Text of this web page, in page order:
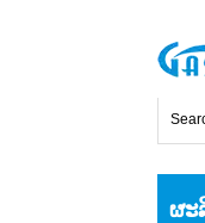
ບ້ານ
ຜະ